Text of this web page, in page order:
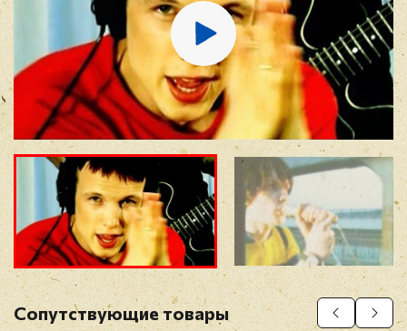
16. Февраль
18. Бред Питт (Bonus Video)
Отзыв*
Прикрепить фото
Оставить отзыв
Сопутствующие товары